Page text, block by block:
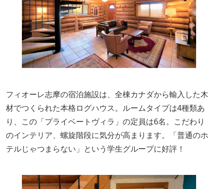
フィオーレ志摩の宿泊施設は、全棟カナダから輸入した木
材でつくられた本格ログハウス。ルームタイプは4種類あ
り、この「プライベートヴィラ」の定員は6名。こだわり
のインテリア、螺旋階段に気分が高まります。「普通のホ
テルじゃつまらない」という学生グループに好評！